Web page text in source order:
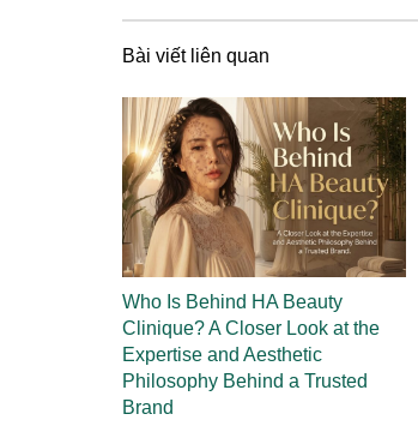
Bài viết liên quan
Who Is Behind HA Beauty
Clinique? A Closer Look at the
Expertise and Aesthetic
Philosophy Behind a Trusted
Brand